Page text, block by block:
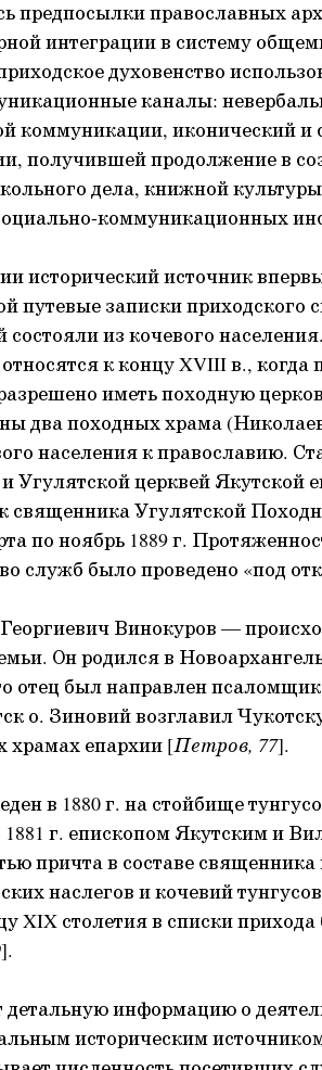
предпосылки православных
интеграции в систему
духовенство
каналы:
коммуникации, иконический
получившей продолжение в
дела, книжной
коммуникационных
исторический источник
путевые записки
из кочевого
к концу XVIII в., когда
иметь походную
два походных храма
населения к православию.
Угулятской церквей Якутской
священника Угулятской
по ноябрь 1889 г.
служб было проведено «под
Винокуров —
Он родился в
отец был направлен
о. Зиновий возглавил
храмах епархии [Петров, 77].
в 1880 г. на стойбище
г. епископом Якутским и
причта в составе
наслегов и кочевий
XIX столетия в списки
].
детальную информацию о
историческим